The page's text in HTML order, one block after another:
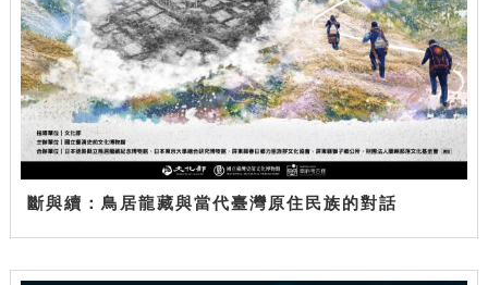
斷與續：鳥居龍藏與當代臺灣原住民族的對話